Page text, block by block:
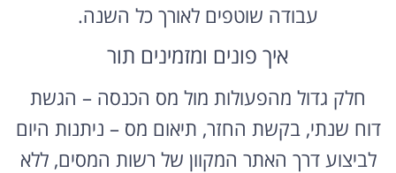
עבודה שוטפים לאורך כל השנה.
איך פונים ומזמינים תור
חלק גדול מהפעולות מול מס הכנסה – הגשת
דוח שנתי, בקשת החזר, תיאום מס – ניתנות היום
לביצוע דרך האתר המקוון של רשות המסים, ללא